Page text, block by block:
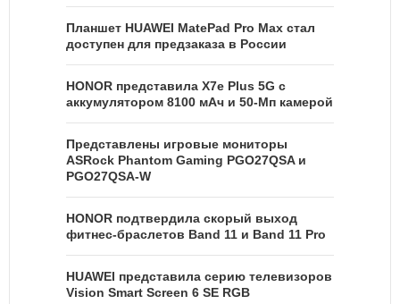
Планшет HUAWEI MatePad Pro Max стал
доступен для предзаказа в России
HONOR представила X7e Plus 5G с
аккумулятором 8100 мАч и 50-Мп камерой
Представлены игровые мониторы
ASRock Phantom Gaming PGO27QSA и
PGO27QSA-W
HONOR подтвердила скорый выход
фитнес-браслетов Band 11 и Band 11 Pro
HUAWEI представила серию телевизоров
Vision Smart Screen 6 SE RGB